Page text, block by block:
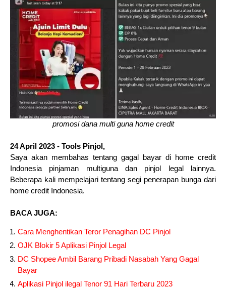
promosi dana multi guna home credit
24 April 2023 - Tools Pinjol,
Saya akan membahas tentang gagal bayar di home credit
Indonesia pinjaman multiguna dan pinjol legal lainnya.
Beberapa kali mempelajari tentang segi penerapan bunga dari
home credit Indonesia.
BACA JUGA:
Cara Menghentikan Teror Penagihan DC Pinjol
OJK Blokir 5 Aplikasi Pinjol Legal
DC Shopee Ambil Barang Pribadi Nasabah Yang Gagal
Bayar
Aplikasi Pinjol ilegal Tenor 91 Hari Terbaru 2023